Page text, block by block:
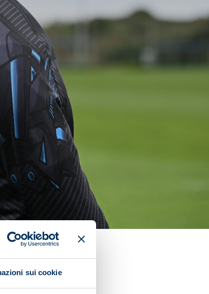
sui cookie
fixture is away to